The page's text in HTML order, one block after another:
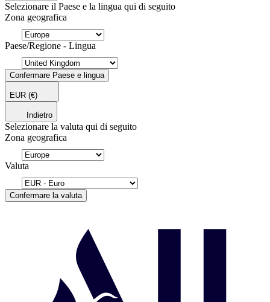
Selezionare il Paese e la lingua qui di seguito
Zona geografica
Paese/Regione - Lingua
Confermare Paese e lingua
EUR (€)
Indietro
Selezionare la valuta qui di seguito
Zona geografica
Valuta
Confermare la valuta